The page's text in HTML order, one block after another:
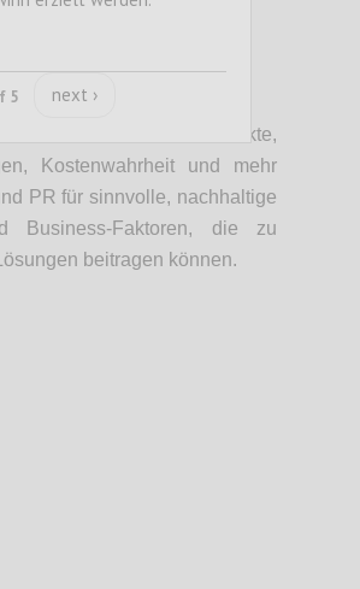
Skaleneffekte,
, Kostenwahrheit und mehr
PR für sinnvolle, nachhaltige
Business-Faktoren, die zu
beitragen können.
5 next ›